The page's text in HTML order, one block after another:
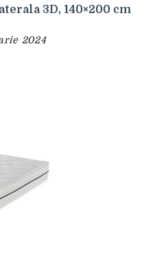
3D, 140×200 cm
2024